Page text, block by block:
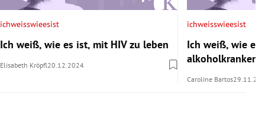
ichweisswieesist
Ich weiß, wie es ist, mit HIV zu leben
Elisabeth Kröpfl20.12.2024
ichweisswieesist
Ich weiß, wie es
alkoholkranken
Caroline Bartos